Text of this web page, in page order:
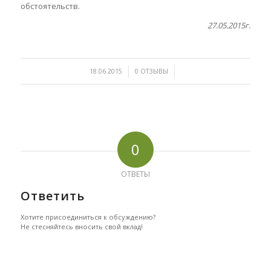
обстоятельств.
27.05.2015г.
18.06.2015
/ 0 ОТЗЫВЫ
/
0
ОТВЕТЫ
Ответить
Хотите присоединиться к обсуждению?
Не стесняйтесь вносить свой вклад!